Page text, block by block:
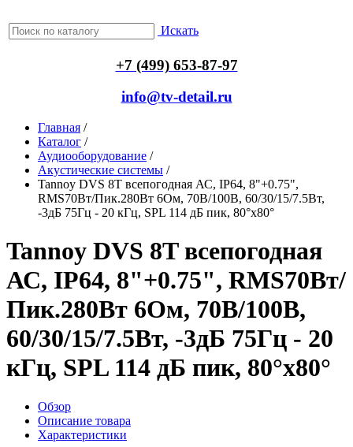
Искать
+7 (499) 653-87-97
info@tv-detail.ru
Главная /
Каталог /
Аудиооборудование /
Акустические системы /
Tannoy DVS 8T всепогодная АС, IP64, 8"+0.75",
RMS70Вт/Пик.280Вт 6Ом, 70В/100В, 60/30/15/7.5Вт,
-3дБ 75Гц - 20 кГц, SPL 114 дБ пик, 80°x80°
Tannoy DVS 8T всепогодная
АС, IP64, 8"+0.75", RMS70Вт/
Пик.280Вт 6Ом, 70В/100В,
60/30/15/7.5Вт, -3дБ 75Гц - 20
кГц, SPL 114 дБ пик, 80°x80°
Обзор
Описание товара
Характеристики